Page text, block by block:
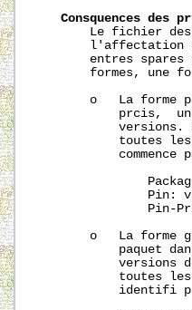
Consquences des
Le fichier
l'affectation
entres spares
formes, une
o   La forme
prcis,
versions.
toutes
commence
Pin:
Pin-
o   La forme
paquet
versions
toutes
identifi